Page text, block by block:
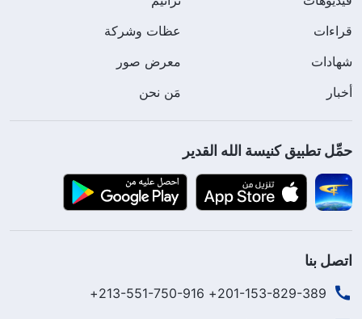
قراءات
عظات وشركة
شهادات
معرض صور
أخبار
مَن نحن
حمِّل تطبيق كنيسة الله القدير
اتصل بنا
201-153-829-389+ 213-551-750-916+